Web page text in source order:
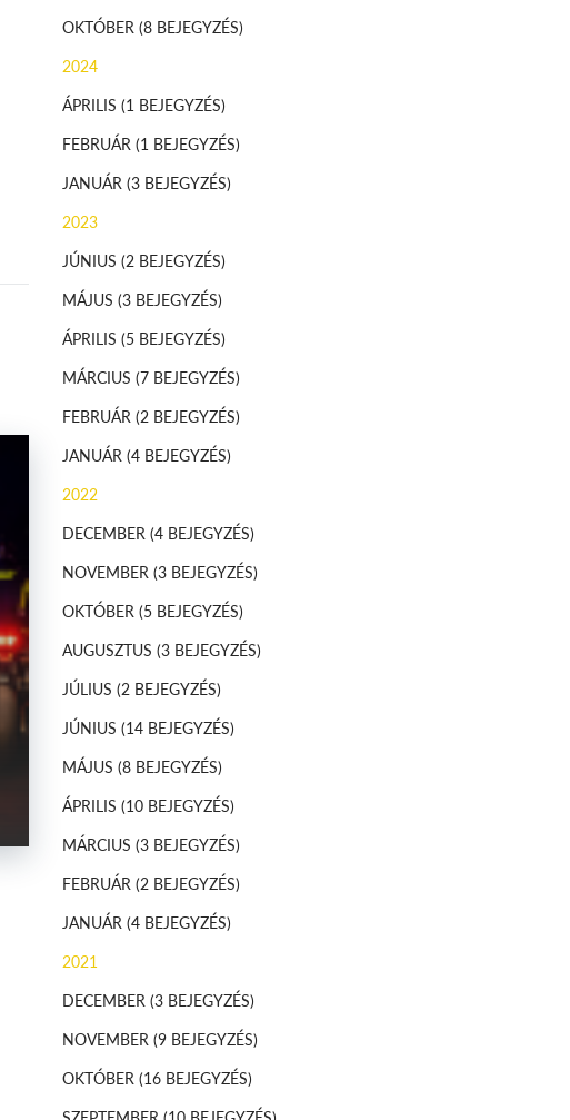
OKTÓBER (8 BEJEGYZÉS)
2024
ÁPRILIS (1 BEJEGYZÉS)
FEBRUÁR (1 BEJEGYZÉS)
JANUÁR (3 BEJEGYZÉS)
2023
JÚNIUS (2 BEJEGYZÉS)
MÁJUS (3 BEJEGYZÉS)
ÁPRILIS (5 BEJEGYZÉS)
MÁRCIUS (7 BEJEGYZÉS)
FEBRUÁR (2 BEJEGYZÉS)
JANUÁR (4 BEJEGYZÉS)
2022
DECEMBER (4 BEJEGYZÉS)
NOVEMBER (3 BEJEGYZÉS)
OKTÓBER (5 BEJEGYZÉS)
AUGUSZTUS (3 BEJEGYZÉS)
JÚLIUS (2 BEJEGYZÉS)
JÚNIUS (14 BEJEGYZÉS)
MÁJUS (8 BEJEGYZÉS)
ÁPRILIS (10 BEJEGYZÉS)
MÁRCIUS (3 BEJEGYZÉS)
FEBRUÁR (2 BEJEGYZÉS)
JANUÁR (4 BEJEGYZÉS)
2021
DECEMBER (3 BEJEGYZÉS)
NOVEMBER (9 BEJEGYZÉS)
OKTÓBER (16 BEJEGYZÉS)